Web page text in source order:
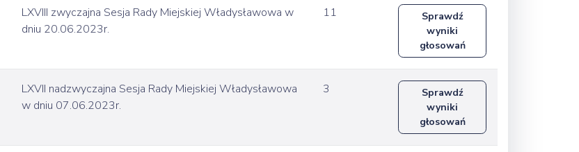
LXVIII zwyczajna Sesja Rady Miejskiej Władysławowa w
dniu 20.06.2023r.
11
Sprawdź
wyniki
głosowań
LXVII nadzwyczajna Sesja Rady Miejskiej Władysławowa
w dniu 07.06.2023r.
3
Sprawdź
wyniki
głosowań